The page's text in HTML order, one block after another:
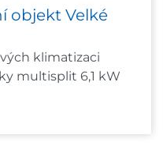
objekt Velké
klimatizaci
multisplit 6,1 kW